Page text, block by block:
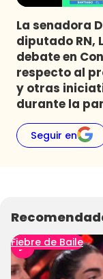
La senadora
diputado RN,
debate en
respecto al
y otras
durante la
Seguir en
Fiebre de Baile
El Tiempo
Sabingo
Todos Los